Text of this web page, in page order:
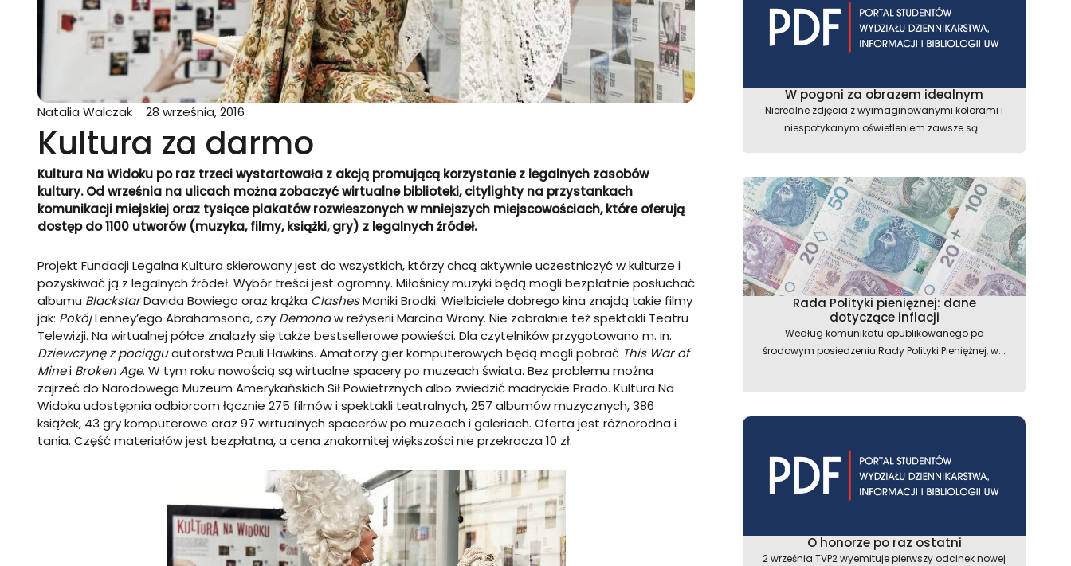
Natalia Walczak 28 września, 2016
Kultura za darmo
Kultura Na Widoku po raz trzeci wystartowała z akcją promującą korzystanie z legalnych zasobów
kultury. Od września na ulicach można zobaczyć wirtualne biblioteki, citylighty na przystankach
komunikacji miejskiej oraz tysiące plakatów rozwieszonych w mniejszych miejscowościach, które oferują
dostęp do 1100 utworów (muzyka, filmy, książki, gry) z legalnych źródeł.
Projekt Fundacji Legalna Kultura skierowany jest do wszystkich, którzy chcą aktywnie uczestniczyć w kulturze i
pozyskiwać ją z legalnych źródeł. Wybór treści jest ogromny. Miłośnicy muzyki będą mogli bezpłatnie posłuchać
albumu BlackstarDavida Bowiego oraz krążka ClashesMoniki Brodki. Wielbiciele dobrego kina znajdą takie filmy
jak: PokójLenney’ego Abrahamsona, czy Demonaw reżyserii Marcina Wrony. Nie zabraknie też spektakli Teatru
Telewizji. Na wirtualnej półce znalazły się także bestsellerowe powieści. Dla czytelników przygotowano m. in.
Dziewczynę z pociąguautorstwa Pauli Hawkins. Amatorzy gier komputerowych będą mogli pobrać This War of
Minei Broken Age. W tym roku nowością są wirtualne spacery po muzeach świata. Bez problemu można
zajrzeć do Narodowego Muzeum Amerykańskich Sił Powietrznych albo zwiedzić madryckie Prado. Kultura Na
Widoku udostępnia odbiorcom łącznie 275 filmów i spektakli teatralnych, 257 albumów muzycznych, 386
książek, 43 gry komputerowe oraz 97 wirtualnych spacerów po muzeach i galeriach. Oferta jest różnorodna i
tania. Część materiałów jest bezpłatna, a cena znakomitej większości nie przekracza 10 zł.
W pogoni za obrazem idealnym
Nierealne zdjęcia z wyimaginowanymi kolorami i
niespotykanym oświetleniem zawsze są...
Rada Polityki pieniężnej: dane
dotyczące inflacji
Według komunikatu opublikowanego po
środowym posiedzeniu Rady Polityki Pieniężnej, w...
O honorze po raz ostatni
2 września TVP2 wyemituje pierwszy odcinek nowej